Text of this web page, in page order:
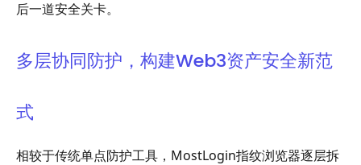
后一道安全关卡。
多层协同防护，构建Web3资产安全新范
式
相较于传统单点防护工具，MostLogin指纹浏览器逐层拆